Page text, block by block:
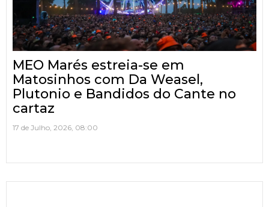
MEO Marés estreia-se em
Matosinhos com Da Weasel,
Plutonio e Bandidos do Cante no
cartaz
17 de Julho, 2026, 08:00